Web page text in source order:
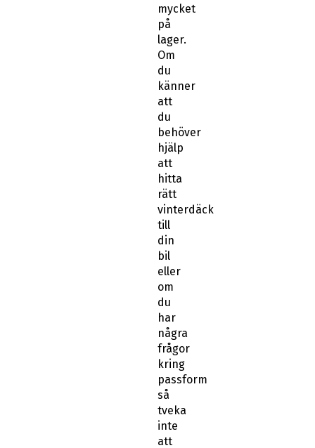
mycket
på
lager.
Om
du
känner
att
du
behöver
hjälp
att
hitta
rätt
vinterdäck
till
din
bil
eller
om
du
har
några
frågor
kring
passform
så
tveka
inte
att